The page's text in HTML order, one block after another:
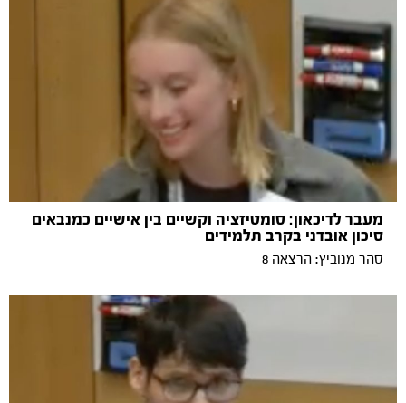
מעבר לדיכאון: סומטיזציה וקשיים בין אישיים כמנבאים
סיכון אובדני בקרב תלמידים
סהר מנוביץ: הרצאה 8